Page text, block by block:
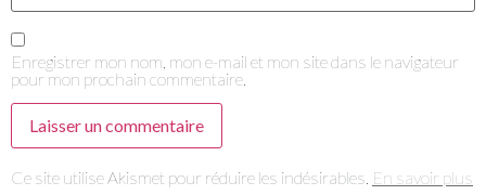
Enregistrer mon nom, mon e-mail et mon site dans le navigateur
pour mon prochain commentaire.
Ce site utilise Akismet pour réduire les indésirables. En savoir plus
Je m'abonne à la